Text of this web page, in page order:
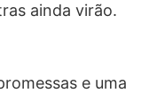
ainda virão.
e uma